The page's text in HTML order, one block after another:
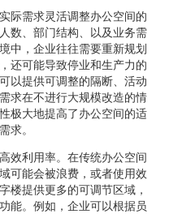
际需求灵活调整办公空间的
数、部门结构、以及业务需
中，企业往往需要重新规划
还可能导致停业和生产力的
以提供可调整的隔断、活动
求在不进行大规模改造的情
极大地提高了办公空间的适
求。
效利用率。在传统办公空间
可能会被浪费，或者使用效
楼提供更多的可调节区域，
能。例如，企业可以根据员